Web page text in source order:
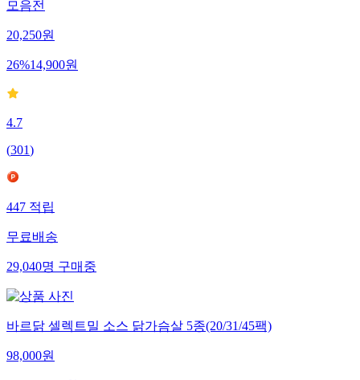
모음전
20,250원
26%14,900원
4.7
(301)
447적립
무료배송
29,040명구매중
바르닭 셀렉트밀 소스 닭가슴살 5종(20/31/45팩)
98,000원